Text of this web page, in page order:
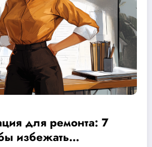
для ремонта: 7
избежать